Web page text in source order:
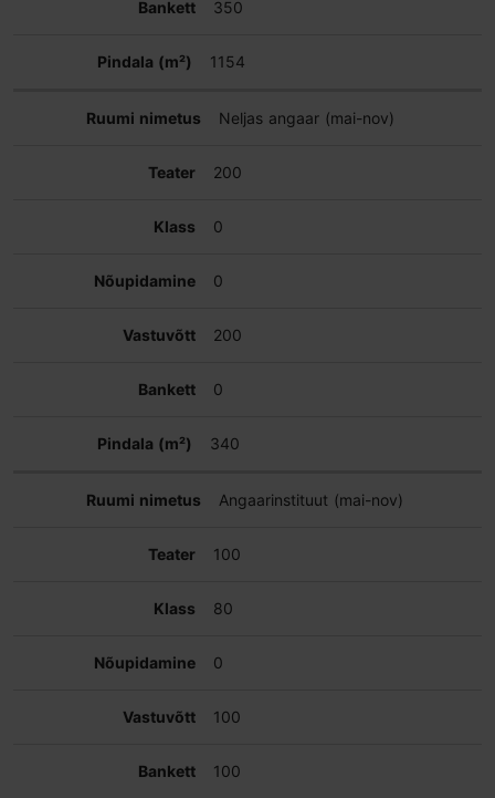
350
1154
Neljas angaar (mai-nov)
200
0
0
200
0
340
Angaarinstituut (mai-nov)
100
80
0
100
100